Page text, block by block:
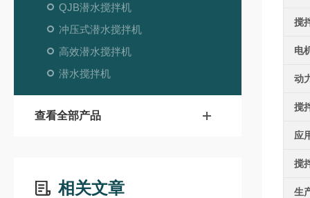
QJB潜水搅拌机
冲压式潜水搅拌机
高效潜水搅拌机
潜水搅拌机
查看全部产品
相关文章
搅
电
动
搅
应
搅
生